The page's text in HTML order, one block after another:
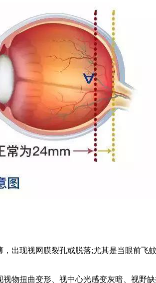
现视网膜裂孔或脱落;尤其是当眼前飞
扭曲变形、视中心光感变灰暗、视野缺